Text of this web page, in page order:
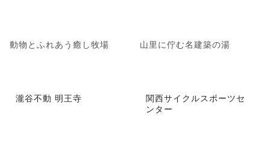
動物とふれあう癒し牧場 山里に佇む名建築の湯
瀧谷不動 明王寺
関西サイクルスポーツセ
ンター